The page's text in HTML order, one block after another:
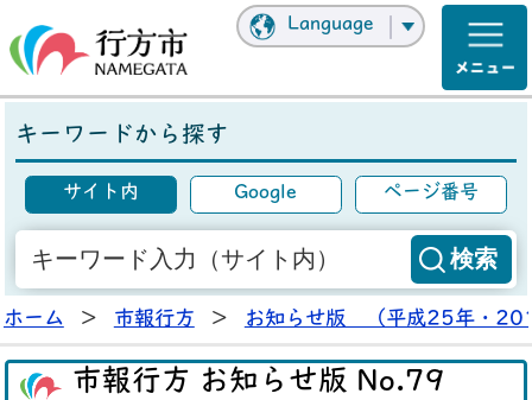
Language
キーワードから探す
サイト内 Google ページ番号
ホーム > 市報行方 > お知らせ版 （平成25年・
市報行方 お知らせ版 No.79